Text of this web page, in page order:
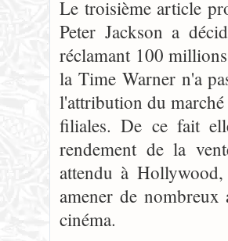
Le troisième article
Peter Jackson a
réclamant 100
la Time Warner n'a
l'attribution du marché
filiales. De ce fait
rendement de la
attendu à
amener de
cinéma.